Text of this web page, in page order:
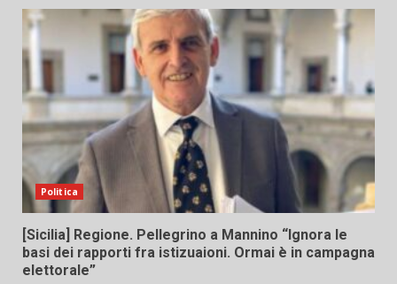
Politica
[Sicilia] Regione. Pellegrino a Mannino “Ignora le
basi dei rapporti fra istizuaioni. Ormai è in campagna
elettorale”